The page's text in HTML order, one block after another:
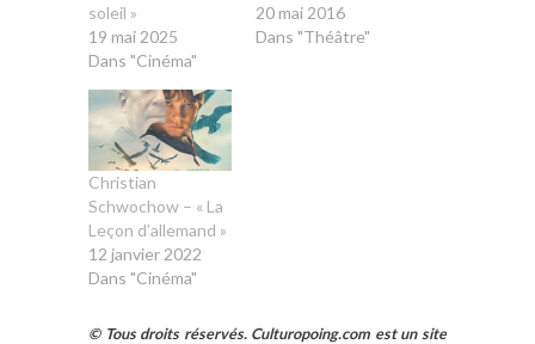
soleil »
19 mai 2025
Dans "Cinéma"
20 mai 2016
Dans "Théâtre"
Christian
Schwochow – « La
Leçon d’allemand »
12 janvier 2022
Dans "Cinéma"
© Tous droits réservés. Culturopoing.com est un site